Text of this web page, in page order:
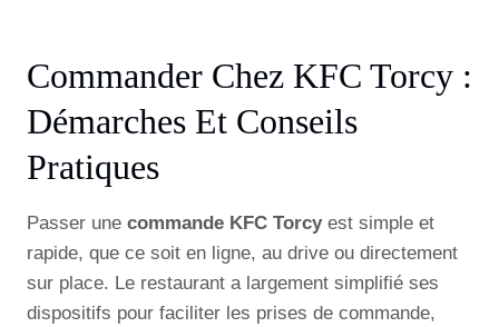
Commander Chez KFC Torcy :
Démarches Et Conseils
Pratiques
Passer une commande KFC Torcyest simple et
rapide, que ce soit en ligne, au drive ou directement
sur place. Le restaurant a largement simplifié ses
dispositifs pour faciliter les prises de commande,